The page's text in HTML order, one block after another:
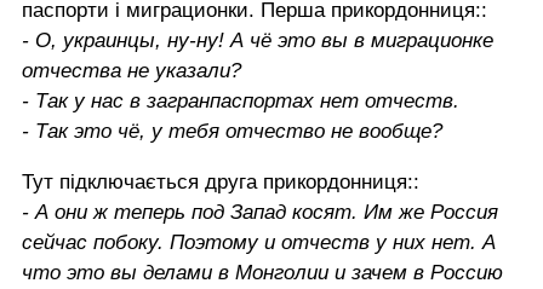
паспорти і миграционки. Перша прикордонниця::
- О, украинцы, ну-ну! А чё это вы в миграционке
отчества не указали?
- Так у нас в загранпаспортах нет отчеств.
- Так это чё, у тебя отчество не вообще?
Тут підключається друга прикордонниця::
- А они ж теперь под Запад косят. Им же Россия
сейчас побоку. Поэтому и отчеств у них нет. А
что это вы делами в Монголии и зачем в Россию